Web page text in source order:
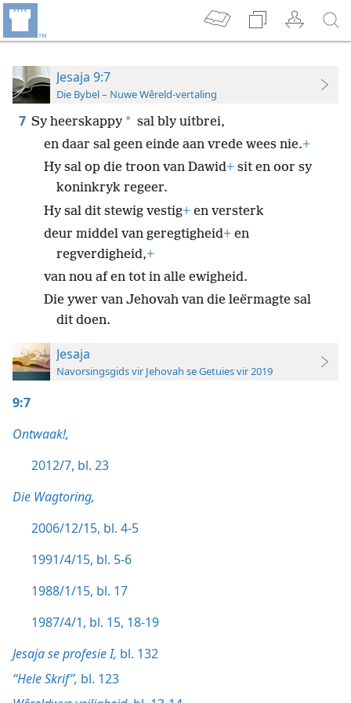
Jesaja 9:7
Die Bybel – Nuwe Wêreld-vertaling
7 Sy heerskappy * sal bly uitbrei,
en daar sal geen einde aan vrede wees nie.+
Hy sal op die troon van Dawid+ sit en oor sy
koninkryk regeer.
Hy sal dit stewig vestig+ en versterk
deur middel van geregtigheid+ en
regverdigheid,+
van nou af en tot in alle ewigheid.
Die ywer van Jehovah van die leërmagte sal
dit doen.
Jesaja
Navorsingsgids vir Jehovah se Getuies vir 2019
9:7
Ontwaak!,
2012/7, bl. 23
Die Wagtoring,
2006/12/15, bl. 4-5
1991/4/15, bl. 5-6
1988/1/15, bl. 17
1987/4/1, bl. 15, 18-19
Jesaja se profesie I, bl. 132
“Hele Skrif”, bl. 123